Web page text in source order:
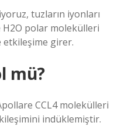
tuzların iyonları
H2O polar molekülleri
girer.
mü?
CCL4 molekülleri
indüklemiştir.